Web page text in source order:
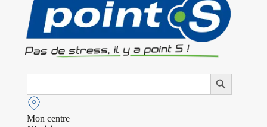
Search
Search Button
Mon centre